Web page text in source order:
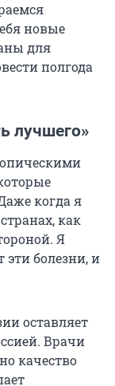
новые
для
полгода
лучшего»
когда я
как
Я
эти болезни, и
оставляет
Врачи
качество